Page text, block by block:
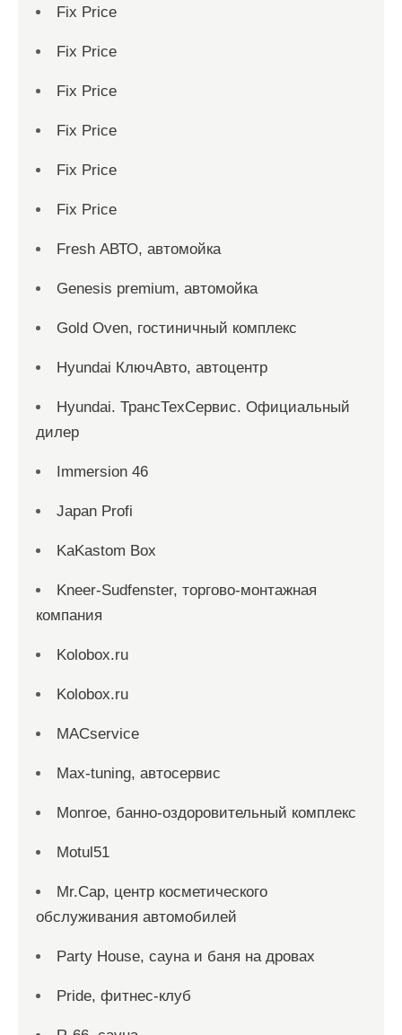
Fix Price
Fix Price
Fix Price
Fix Price
Fix Price
Fix Price
Fresh АВТО, автомойка
Genesis premium, автомойка
Gold Oven, гостиничный комплекс
Hyundai КлючАвто, автоцентр
Hyundai. ТрансТехСервис. Официальный
дилер
Immersion 46
Japan Profi
KaKastom Box
Kneer-Sudfenster, торгово-монтажная
компания
Kolobox.ru
Kolobox.ru
MACservice
Max-tuning, автосервис
Monroe, банно-оздоровительный комплекс
Motul51
Mr.Cap, центр косметического
обслуживания автомобилей
Party House, сауна и баня на дровах
Pride, фитнес-клуб